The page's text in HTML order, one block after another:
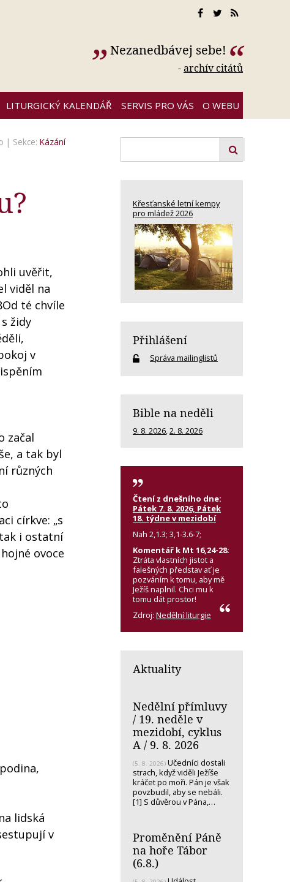
Nezanedbávej sebe!
-archív citátů
LITURGICKÝ KALENDÁŘ SERVIS PRO VÁS O WEBU
| Sekce: Kázání
uvěřit,
viděl na
té chvíle
židy
v
začal
a tak byl
různých
církve: „s
tak i ostatní
ovoce
lidská
v
Křesťanské letní kempy
pro mládež 2026
Přihlášení
Správa mailinglistů
Bible na neděli
9. 8. 2026 2. 8. 2026
Čtení z dnešního dne:
Pátek 7. 8. 2026, Pátek
18. týdne v mezidobí
Nah 2,1.3; 3,1-3.6-7;
Komentář k Mt 16,24-28:
Ztráta vlastních jistot a
falešných představ ať je
pozváním k tomu, aby mě
Ježíš naplnil. Chci mu k
tomu dát prostor!
Zdroj: Nedělní liturgie
Aktuality
Nedělní přímluvy
/ 19. neděle v
mezidobí, cyklus
A / 9. 8. 2026
(5. 8. 2026) Učedníci dostali
strach, když viděli Ježíše
kráčet po moři. Pán je však
povzbudil, aby se nebáli.
[1] S důvěrou v Pána,…
Proměnění Páně
na hoře Tábor
(6.8.)